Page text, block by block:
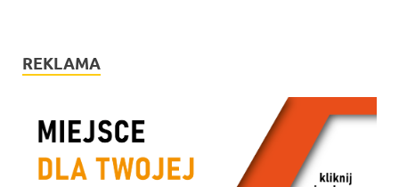
REKLAMA